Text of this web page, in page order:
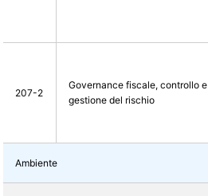
207-2
Governance fiscale, controllo e
gestione del rischio
Ambiente